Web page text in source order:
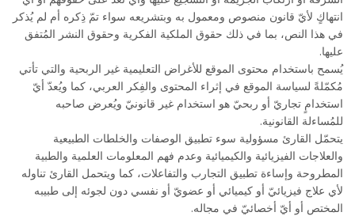
انتهاكٍ لأيّ قانون منصوص ومعمول به وبتشريعه سواء تمّ ذِكره أم لم يُذكر
في هذا النص، بما في ذلك حقوق الملكية الفكرية وحقوق النشر المُتفق
عليها.
يُسمح باستخدام محتوى الموقع للأغراض التعليمية غير الربحية والتي تأتي
مُكمّلةً لسياسة الموقع في إثراء المحتوى والفِكر العربي، كما ويُعدّ أيّ
استخدامٍ تجاريّ أو ربحيّ هو استخدام غير قانونيّ ويُعرض صاحبه
للمُساءلة القانونية.
يتحمّل القارئ مسؤولية سوء تطبيق الوصفات والخلطات الطبيعية
والعلاجات الفيزيائية والكيميائية وعدم فهم المعلومات العلمية والطبية
المطروحة وإساءة تطبيق التجارب والتفاعلات، كما ويتحمل القارئ تناوله
لأي علاج فيزيائيّ أو كيميائي أو عضويّ أو نفسي دون لجوئه إلى طبيبه
المختص أو أيّ أخصائيّ في مجاله.